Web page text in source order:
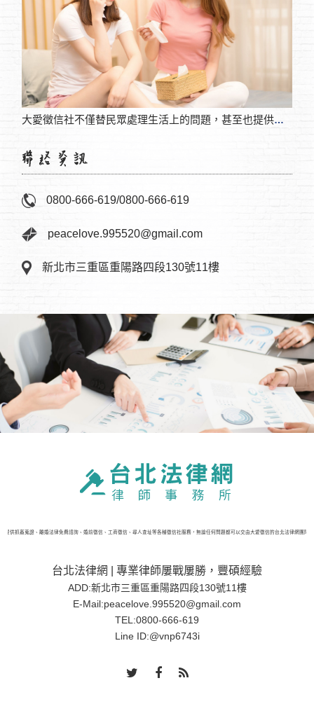
徵信社是如何找人？人夫年輕時候的風流，導致私生子長大後尋找親生父親
0800-666-619/0800-666-619
peacelove.995520@gmail.com
新北市三重區重陽路四段130號11樓
提供抓姦蒐證、離婚法律免費諮詢、婚前徵信、工商徵信、尋人查址等各種徵信社服務，無論任何問題都可以交由大愛徵信的台北法律網團
台北法律網 | 專業律師屢戰屢勝，豐碩經驗
ADD:新北市三重區重陽路四段130號11樓
E-Mail:peacelove.995520@gmail.com
TEL:0800-666-619
Line ID:@vnp6743i